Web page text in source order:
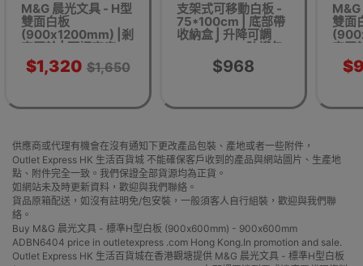
M&G 晨光文具 - H型
雙面白板
(900x1200mm) |剎
車膠輪 | 可調高度 -
900x1200mm|ADB-
98343【代理直送】
$1,320 $1,650
支架式可移動白板 -
75*100cm | 底部帶
收納盒 | 升降可調
40cm | ABS防護包
角 | 帶煞車萬向滑輪
$968
雙面
車膠
供應商或代理有機會在沒有通知下更改產品包裝、產地或者一些附件，
Outlet Express HK 生活百貨城 不能確保客戶收到的產品與網站圖片、生產地
點、附件完全一致。我們保證全部貨源均為正貨。
如網站未及時更新資料，歡迎與我們聯絡。
貨品原箱配送，如沒有註明免/包安裝，一般須客人自行組裝，歡迎與我們聯
絡。
Buy M&G 晨光文具 - 標準H型白板 (900x600mm) - 900x600mm
ADBN6404 price in outletexpress .com Hong Kong.In promotion and sale.
Outlet Express HK 生活百貨城在香港觀塘提供 M&G 晨光文具 - 標準H型白板